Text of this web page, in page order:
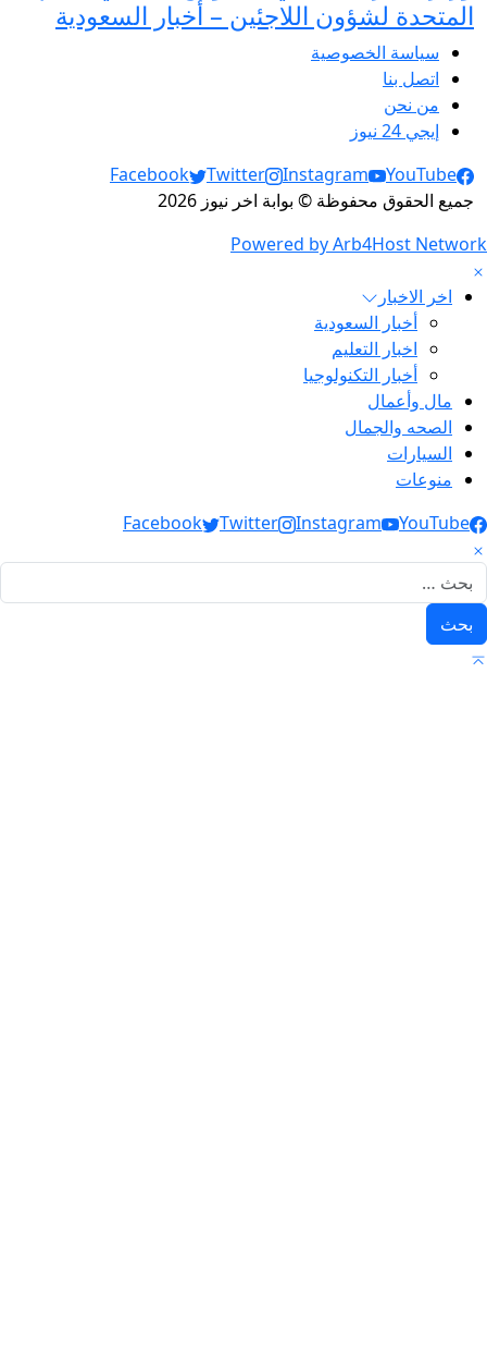
المتحدة لشؤون اللاجئين – أخبار السعودية
سياسة الخصوصية
اتصل بنا
من نحن
إيجي 24 نيوز
Social Links
Facebook Twitter Instagram
YouTube
جميع الحقوق محفوظة © بوابة اخر نيوز 2026
Powered by Arb4Host Network
اخر الاخبار
أخبار السعودية
اخبار التعليم
أخبار التكنولوجيا
مال وأعمال
الصحه والجمال
السيارات
منوعات
Social Links
Facebook Twitter Instagram YouTube
البحث عن: